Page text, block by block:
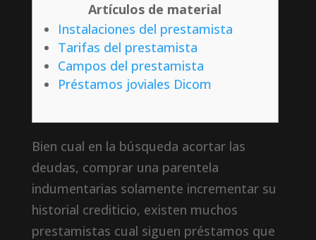
Artículos de material
Instalaciones del prestamista
Tarifas del prestamista
Campos del prestamista
Préstamos joviales Dicom
Bien cual en la búsqueda acortar las
deudas, comprar una parentela
indumentarias solamente incrementar su
historial crediticio, existen muchos
prestamistas cual siguen préstamos que